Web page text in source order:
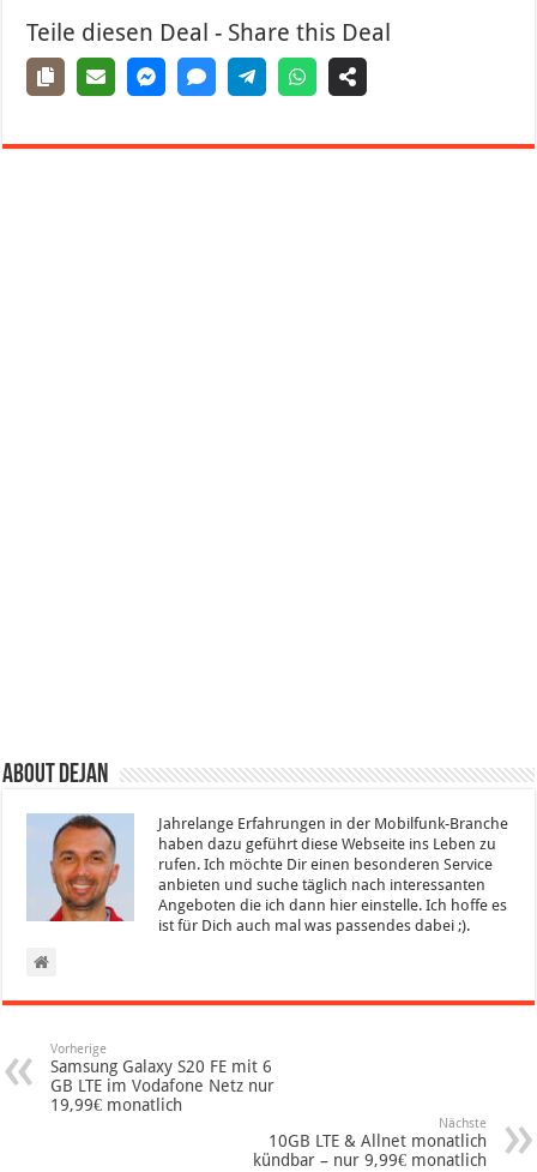
Teile diesen Deal - Share this Deal
About Dejan
Jahrelange Erfahrungen in der Mobilfunk-Branche
haben dazu geführt diese Webseite ins Leben zu
rufen. Ich möchte Dir einen besonderen Service
anbieten und suche täglich nach interessanten
Angeboten die ich dann hier einstelle. Ich hoffe es
ist für Dich auch mal was passendes dabei ;).
Vorherige
Samsung Galaxy S20 FE mit 6
GB LTE im Vodafone Netz nur
19,99€ monatlich
Nächste
10GB LTE & Allnet monatlich
kündbar – nur 9,99€ monatlich